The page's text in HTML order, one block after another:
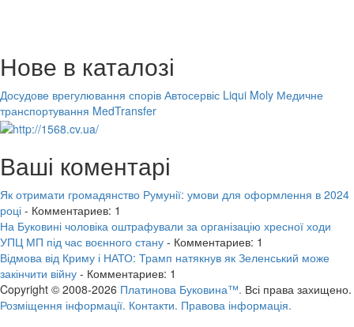
Нове в каталозі
Досудове врегулювання спорів Автосервіс Liqui Moly Медичне
транспортування MedTransfer
Ваші коментарі
Як отримати громадянство Румунії: умови для оформлення в 2024
році - Комментариев: 1
На Буковині чоловіка оштрафували за організацію хресної ходи
УПЦ МП під час воєнного стану - Комментариев: 1
Відмова від Криму і НАТО: Трамп натякнув як Зеленський може
закінчити війну - Комментариев: 1
Copyright © 2008-2026 Платинова Буковина™. Всі права захищено.
Розміщення інформації. Контакти. Правова інформація.